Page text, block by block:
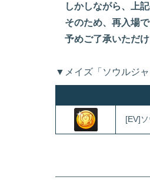
しかしながら、上記
そのため、再入場で
予めご了承いただ
▼メイズ「ソウルジ
[EV]